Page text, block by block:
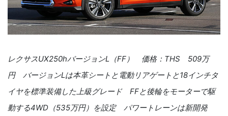
レクサスUX250hバージョンL（FF） 価格：THS 509万
円 バージョンLは本革シートと電動リアゲートと18インチタ
イヤを標準装備した上級グレード FFと後輪をモーターで駆
動する4WD（535万円）を設定 パワートレーンは新開発